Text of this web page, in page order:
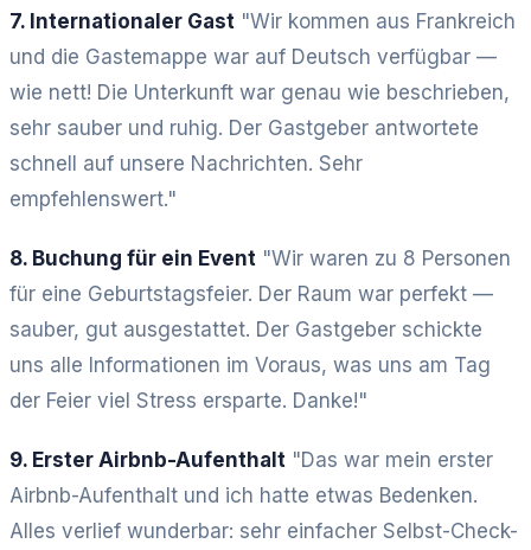
7. Internationaler Gast "Wir kommen aus Frankreich
und die Gastemappe war auf Deutsch verfügbar —
wie nett! Die Unterkunft war genau wie beschrieben,
sehr sauber und ruhig. Der Gastgeber antwortete
schnell auf unsere Nachrichten. Sehr
empfehlenswert."
8. Buchung für ein Event "Wir waren zu 8 Personen
für eine Geburtstagsfeier. Der Raum war perfekt —
sauber, gut ausgestattet. Der Gastgeber schickte
uns alle Informationen im Voraus, was uns am Tag
der Feier viel Stress ersparte. Danke!"
9. Erster Airbnb-Aufenthalt "Das war mein erster
Airbnb-Aufenthalt und ich hatte etwas Bedenken.
Alles verlief wunderbar: sehr einfacher Selbst-Check-